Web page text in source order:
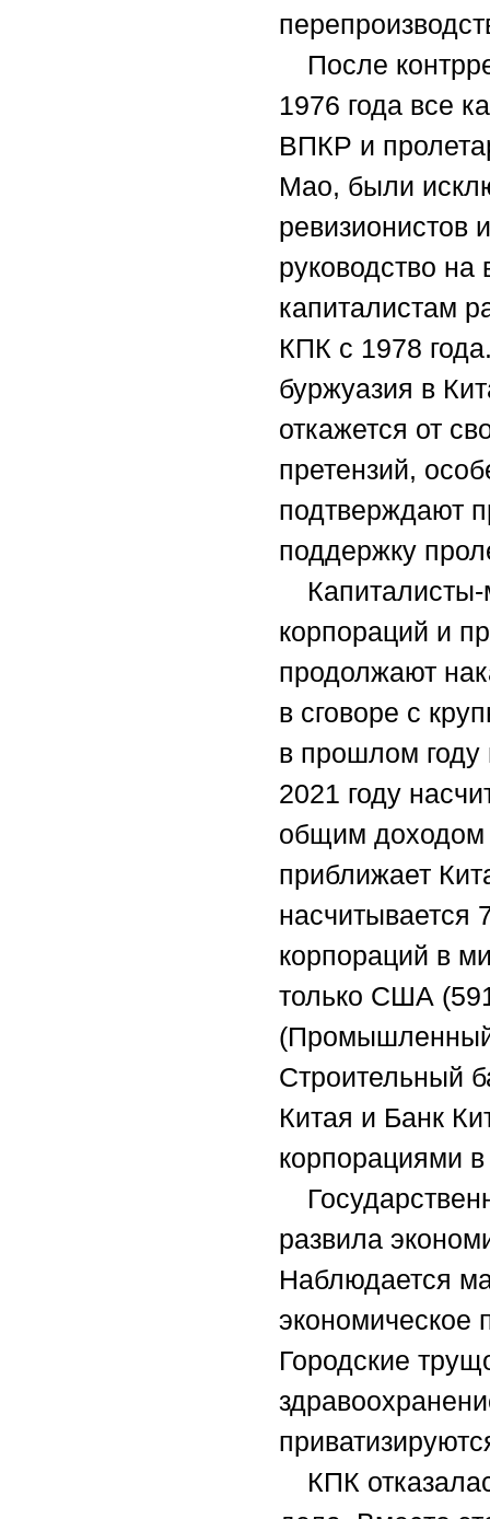
После
1976 года все
ВПКР и
Мао, были
ревизионистов
руководство на
капиталистам
КПК с 1978
буржуазия в
откажется от
претензий,
подтверждают
поддержку
корпораций и
продолжают
в сговоре с
в прошлом
2021 году
общим доходом
приближает
насчитывается
корпораций в
только США
(Промышленный
Строительный
Китая и Банк
корпорациями в
развила
Наблюдается
экономическое
Городские
КПК